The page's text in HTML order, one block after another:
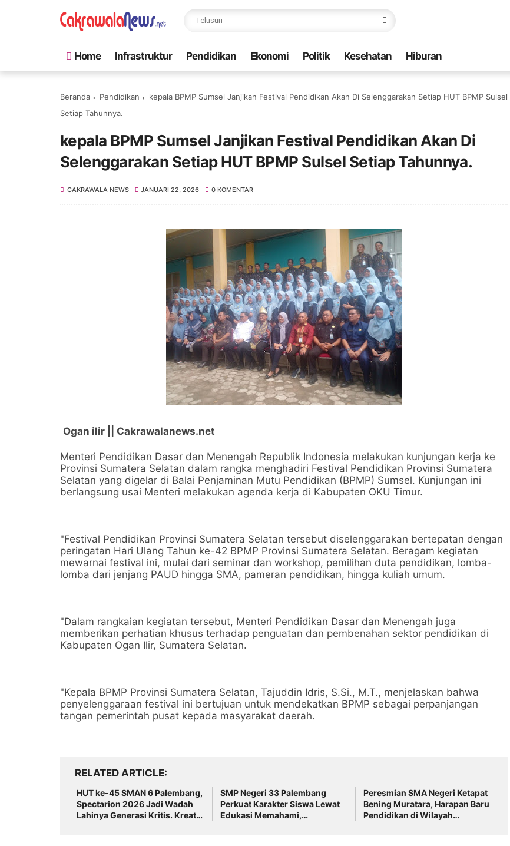
Home Infrastruktur Pendidikan Ekonomi Politik Kesehatan Hiburan
Beranda Pendidikan
kepala BPMP Sumsel Janjikan Festival Pendidikan Akan Di Selenggarakan Setiap HUT BPMP Sulsel
Setiap Tahunnya.
kepala BPMP Sumsel Janjikan Festival Pendidikan Akan Di
Selenggarakan Setiap HUT BPMP Sulsel Setiap Tahunnya.
CAKRAWALA NEWS JANUARI 22, 2026 0 KOMENTAR
Ogan ilir || Cakrawalanews.net
Menteri Pendidikan Dasar dan Menengah Republik Indonesia melakukan kunjungan kerja ke
Provinsi Sumatera Selatan dalam rangka menghadiri Festival Pendidikan Provinsi Sumatera
Selatan yang digelar di Balai Penjaminan Mutu Pendidikan (BPMP) Sumsel. Kunjungan ini
berlangsung usai Menteri melakukan agenda kerja di Kabupaten OKU Timur.
"Festival Pendidikan Provinsi Sumatera Selatan tersebut diselenggarakan bertepatan dengan
peringatan Hari Ulang Tahun ke-42 BPMP Provinsi Sumatera Selatan. Beragam kegiatan
mewarnai festival ini, mulai dari seminar dan workshop, pemilihan duta pendidikan, lomba-
lomba dari jenjang PAUD hingga SMA, pameran pendidikan, hingga kuliah umum.
"Dalam rangkaian kegiatan tersebut, Menteri Pendidikan Dasar dan Menengah juga
memberikan perhatian khusus terhadap penguatan dan pembenahan sektor pendidikan di
Kabupaten Ogan Ilir, Sumatera Selatan.
"Kepala BPMP Provinsi Sumatera Selatan, Tajuddin Idris, S.Si., M.T., menjelaskan bahwa
penyelenggaraan festival ini bertujuan untuk mendekatkan BPMP sebagai perpanjangan
tangan pemerintah pusat kepada masyarakat daerah.
RELATED ARTICLE
HUT ke-45 SMAN 6 Palembang,
Spectarion 2026 Jadi Wadah
Lahinya Generasi Kritis. Kreatif,
SMP Negeri 33 Palembang
Perkuat Karakter Siswa Lewat
Edukasi Memahami,
Peresmian SMA Negeri Ketapat
Bening Muratara, Harapan Baru
Pendidikan di Wilayah